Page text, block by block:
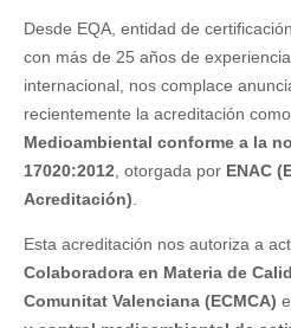
Desde EQA, entidad de
con más de 25 años de
internacional, nos complace
recientemente la acreditación como
Medioambiental conforme a la
17020:2012 , otorgada por ENAC
Acreditación)
Esta acreditación nos autoriza a
Colaboradora en Materia de
Comunitat Valenciana (ECMCA)